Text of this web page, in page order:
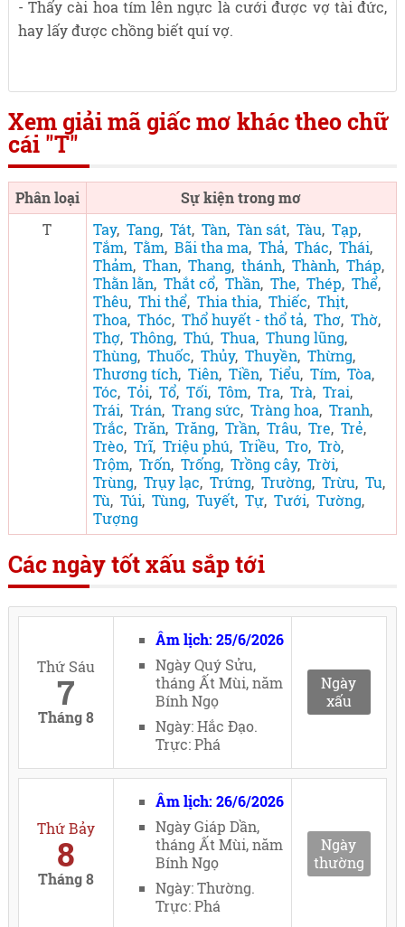
- Thấy cài hoa tím lên ngực là cưới được vợ tài đức,
hay lấy được chồng biết quí vợ.
Xem giải mã giấc mơ khác theo chữ
cái "T"
Phân loại
Sự kiện trong mơ
T
Tay, Tang, Tát, Tàn, Tàn sát, Tàu, Tạp,
Tắm, Tằm, Bãi tha ma, Thả, Thác, Thái,
Thảm, Than, Thang, thánh, Thành, Tháp,
Thằn lằn, Thắt cổ, Thần, The, Thép, Thể,
Thêu, Thi thể, Thia thia, Thiếc, Thịt,
Thoa, Thóc, Thổ huyết - thổ tả, Thơ, Thờ,
Thợ, Thông, Thú, Thua, Thung lũng,
Thùng, Thuốc, Thủy, Thuyền, Thừng,
Thương tích, Tiên, Tiền, Tiểu, Tím, Tòa,
Tóc, Tỏi, Tổ, Tối, Tôm, Tra, Trà, Trai,
Trái, Trán, Trang sức, Tràng hoa, Tranh,
Trắc, Trăn, Trăng, Trần, Trâu, Tre, Trẻ,
Trèo, Trĩ, Triệu phú, Triều, Tro, Trò,
Trộm, Trốn, Trống, Trồng cây, Trời,
Trùng, Trụy lạc, Trứng, Trường, Trừu, Tu,
Tù, Túi, Tùng, Tuyết, Tự, Tưới, Tường,
Tượng
Các ngày tốt xấu sắp tới
Thứ Sáu
7
Tháng 8
Âm lịch: 25/6/2026
Ngày Quý Sửu,
tháng Ất Mùi, năm
Bính Ngọ
Ngày: Hắc Đạo.
Trực: Phá
Ngày
xấu
Thứ Bảy
8
Tháng 8
Âm lịch: 26/6/2026
Ngày Giáp Dần,
tháng Ất Mùi, năm
Bính Ngọ
Ngày: Thường.
Trực: Phá
Ngày
thường